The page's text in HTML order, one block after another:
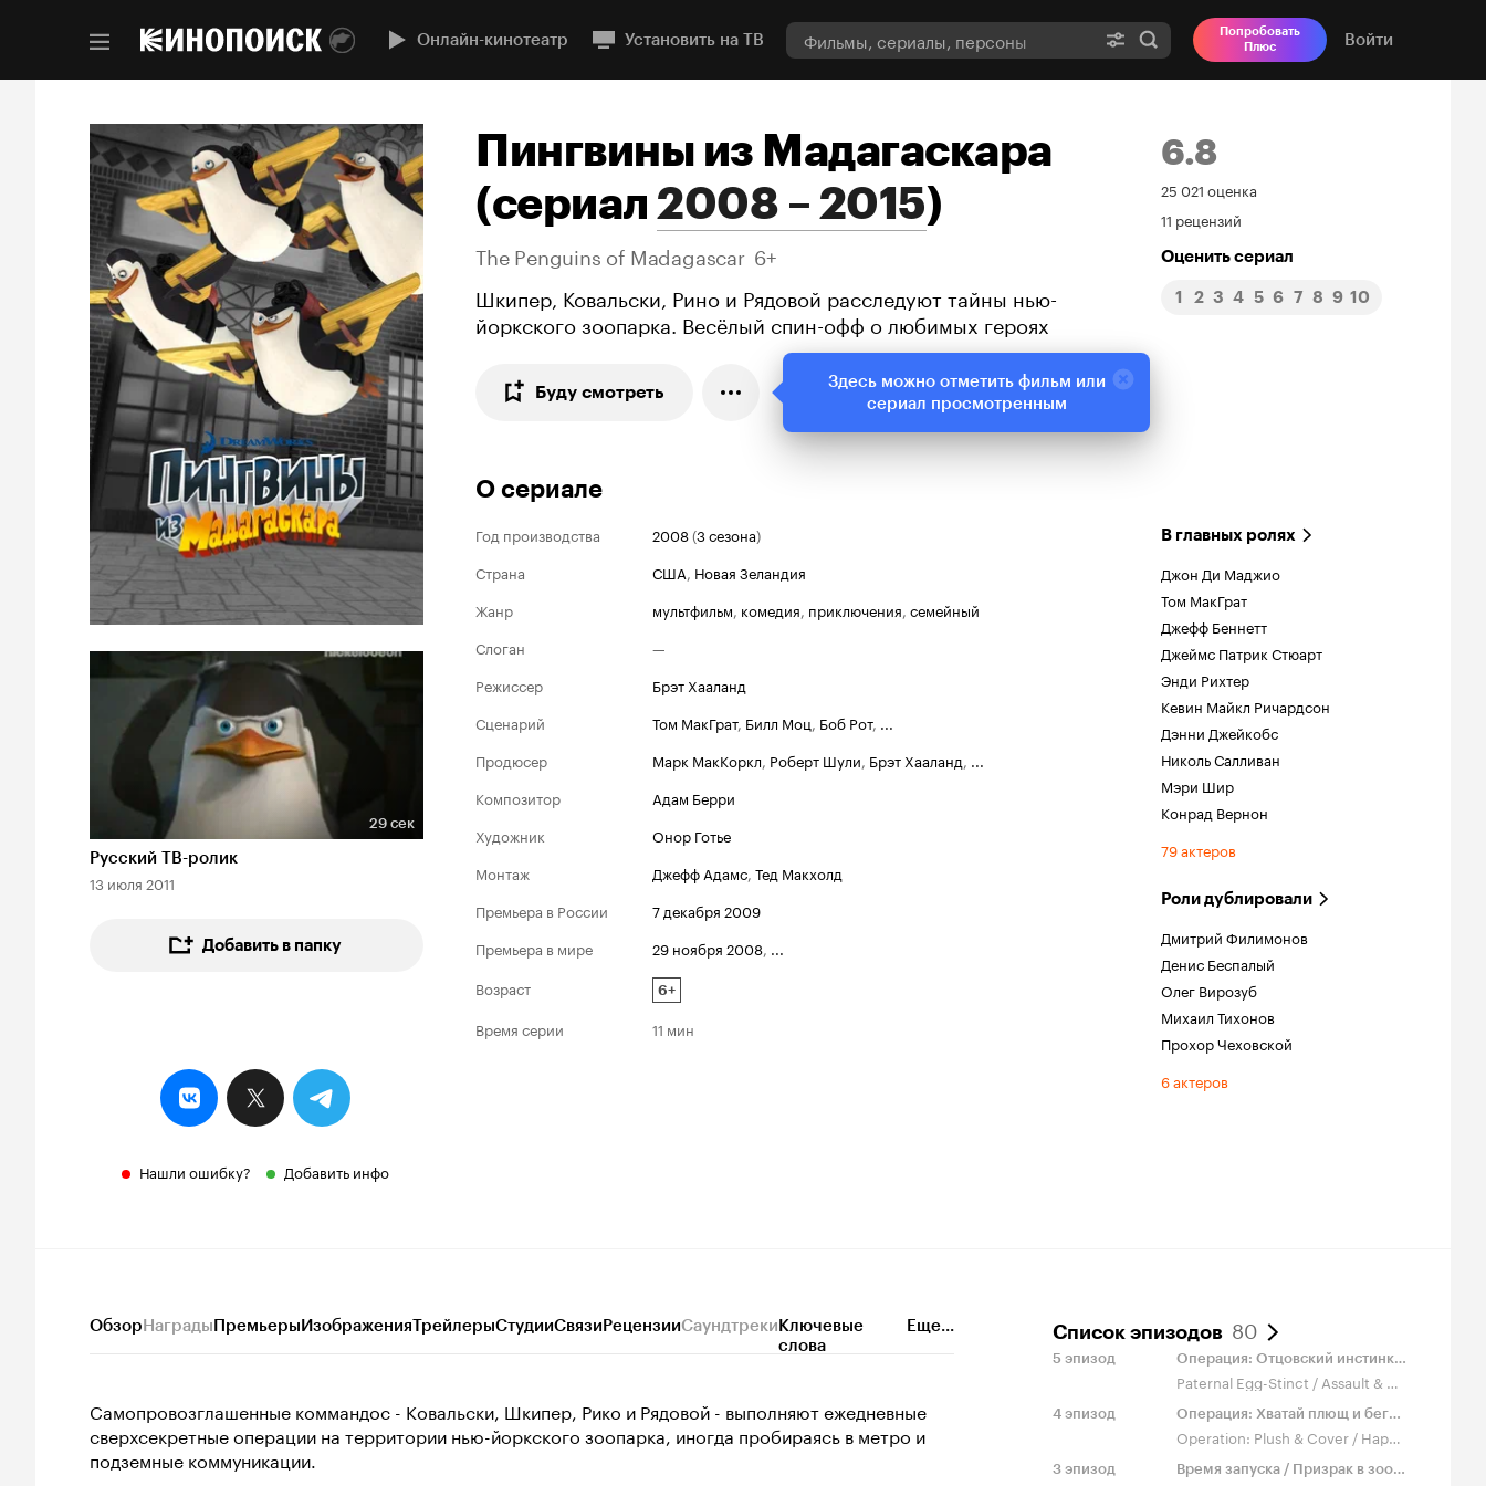
Онлайн-кинотеатр Установить на ТВ
Попробовать
Плюс
Войти
Длительность 29 сек
29 сек
Русский ТВ-ролик
13 июля 2011
Добавить в папку
Нашли ошибку? Добавить инфо
Пингвины из Мадагаскара
(сериал2008 – 2015)
The Penguins of Madagascar 6+
Шкипер, Ковальски, Рино и Рядовой расследуют тайны нью-
йоркского зоопарка. Весёлый спин-офф о любимых героях
Буду смотреть
6.8
Рейтинг
Кинопоиска
6.8
25 021 оценка
11 рецензий
Оценить сериал
1 2 3 4 5 6 7 8 9 10
О сериале
Год производства 2008(3 сезона)
Страна
США, Новая Зеландия
Жанр
мультфильм, комедия, приключения, семейный
Слоган
—
Режиссер
Брэт Хааланд
Сценарий
Том МакГрат, Билл Моц, Боб Рот, ...
Продюсер
Марк МакКоркл, Роберт Шули, Брэт Хааланд, ...
Композитор
Адам Берри
Художник
Онор Готье
Монтаж
Джефф Адамс, Тед Макхолд
Премьера в России
7 декабря 2009
Премьера в мире
29 ноября 2008, ...
Возраст
6+
Время серии 11 мин
В главных ролях
Джон Ди Маджио
Том МакГрат
Джефф Беннетт
Джеймс Патрик Стюарт
Энди Рихтер
Кевин Майкл Ричардсон
Дэнни Джейкобс
Николь Салливан
Мэри Шир
Конрад Вернон
79 актеров
Роли дублировали
Дмитрий Филимонов
Денис Беспалый
Олег Вирозуб
Михаил Тихонов
Прохор Чеховской
6 актеров
ОбзорНаградыПремьерыИзображенияТрейлерыСтудииСвязиРецензииСаундтрекиКлючевые
слова
Еще...
Самопровозглашенные коммандос - Ковальски, Шкипер, Рико и Рядовой - выполняют ежедневные
сверхсекретные операции на территории нью-йоркского зоопарка, иногда пробираясь в метро и
подземные коммуникации.
Список эпизодов 80
5 эпизод Операция: Отцовский инстинкт / Атака и батарейки
4 эпизод Операция: Хватай плющ и беги / C днём короля Джулиана!
3 эпизод Время запуска / Призрак в зоопарке
Здесь можно отметить фильм или
сериал просмотренным